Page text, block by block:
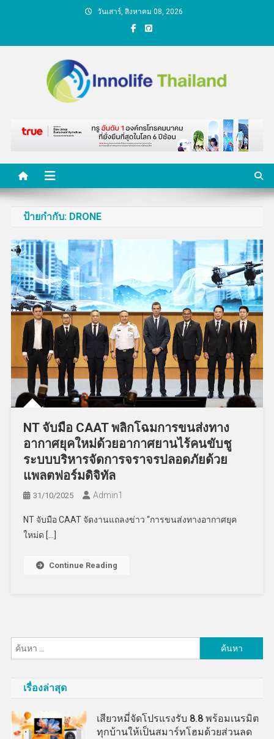
วันเสาร์, สิงหาคม 08, 2026
คนกับความคิด ชีวิตกับ
นวัตกรรม
ป้ายกำกับ: DRONE
NT จับมือ CAAT พลิกโฉมการขนส่งทาง
อากาศยุคใหม่ด้วยอากาศยานไร้คนขับชู
ระบบบริหารจัดการจราจรปลอดภัยด้วย
แพลตฟอร์มดิจิทัล
31/10/2025 Admin​1
NT จับมือ CAAT จัดงานแถลงข่าว “การขนส่งทางอากาศยุค
ใหม่ด […]
Continue Reading
สำหรับ:
เรื่องล่าสุด
เสียวหมี่จัดโปรแรงรับ 8.8 พร้อมเนรมิต
ทุกบ้านให้เป็นสมาร์ทโฮมด้วยส่วนลด